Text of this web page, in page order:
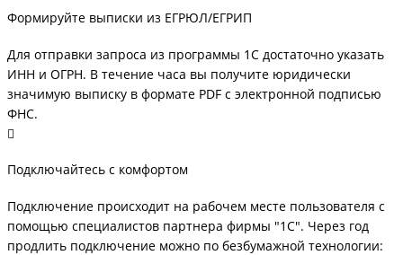
Формируйте выписки из ЕГРЮЛ/ЕГРИП
Для отправки запроса из программы 1С достаточно указать
ИНН и ОГРН. В течение часа вы получите юридически
значимую выписку в формате PDF с электронной подписью
ФНС.
Подключайтесь с комфортом
Подключение происходит на рабочем месте пользователя с
помощью специалистов партнера фирмы "1С". Через год
продлить подключение можно по безбумажной технологии: